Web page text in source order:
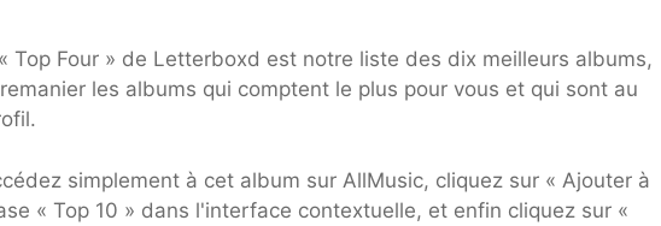
Top Four » de Letterboxd est notre liste des dix meilleurs albums,
les albums qui comptent le plus pour vous et qui sont au
simplement à cet album sur AllMusic, cliquez sur « Ajouter à
« Top 10 » dans l'interface contextuelle, et enfin cliquez sur «